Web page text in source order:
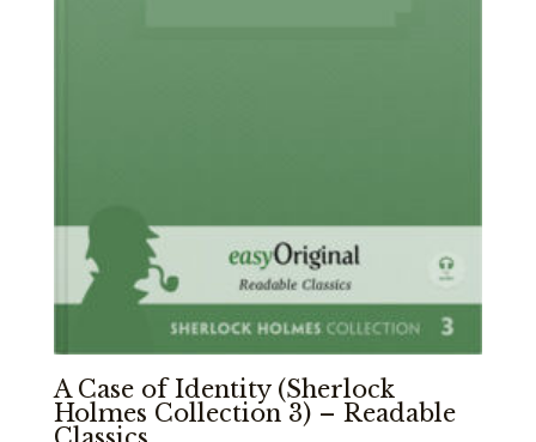
A Case of Identity (Sherlock
Holmes Collection 3) – Readable